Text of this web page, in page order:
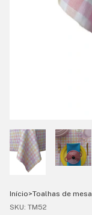
Início>Toalhas de mesa
SKU: TM52